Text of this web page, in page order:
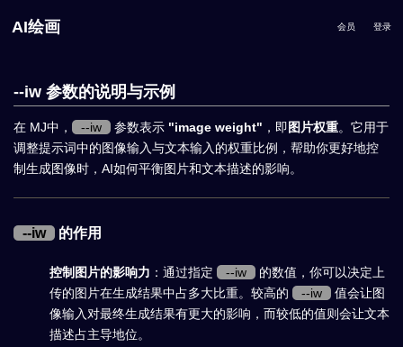
AI绘画 会员 登录
--iw 参数的说明与示例
在 MJ中， --iw 参数表示 "image weight" ，即图片权重。它用于
调整提示词中的图像输入与文本输入的权重比例，帮助你更好地控
制生成图像时，AI如何平衡图片和文本描述的影响。
--iw 的作用
控制图片的影响力 ：通过指定 --iw
的数值，你可以决定上
传的图片在生成结果中占多大比重。较高的
--iw
值会让图
像输入对最终生成结果有更大的影响，而较低的值则会让文本
描述占主导地位。